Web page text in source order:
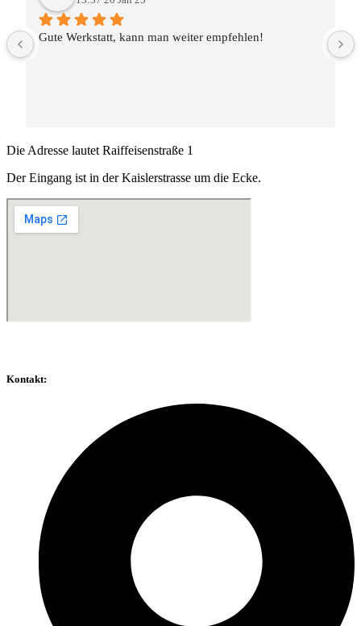
Gute Werkstatt, kann man weiter empfehlen!
Die Adresse lautet Raiffeisenstraße 1
Der Eingang ist in der Kaislerstrasse um die Ecke.
Kontakt: